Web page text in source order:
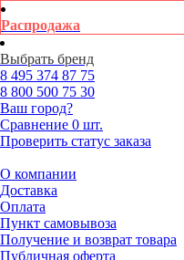
Распродажа
Выбрать бренд
8 495 374 87 75
8 800 500 75 30
Ваш город?
Сравнение 0 шт.
Проверить статус заказа
О компании
Доставка
Оплата
Пункт самовывоза
Получение и возврат товара
Публичная оферта